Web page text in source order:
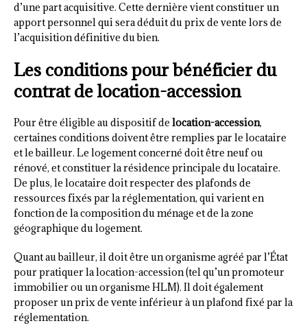
d’une part acquisitive. Cette dernière vient constituer un
apport personnel qui sera déduit du prix de vente lors de
l’acquisition définitive du bien.
Les conditions pour bénéficier du
contrat de location-accession
Pour être éligible au dispositif de location-accession,
certaines conditions doivent être remplies par le locataire
et le bailleur. Le logement concerné doit être neuf ou
rénové, et constituer la résidence principale du locataire.
De plus, le locataire doit respecter des plafonds de
ressources fixés par la réglementation, qui varient en
fonction de la composition du ménage et de la zone
géographique du logement.
Quant au bailleur, il doit être un organisme agréé par l’État
pour pratiquer la location-accession (tel qu’un promoteur
immobilier ou un organisme HLM). Il doit également
proposer un prix de vente inférieur à un plafond fixé par la
réglementation.